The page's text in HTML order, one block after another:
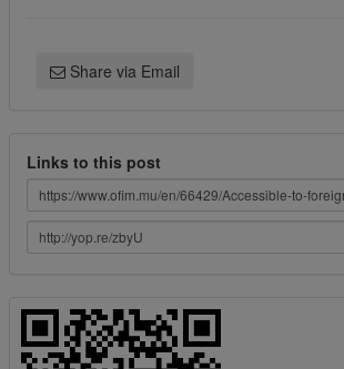
Share via Email
Links to this post